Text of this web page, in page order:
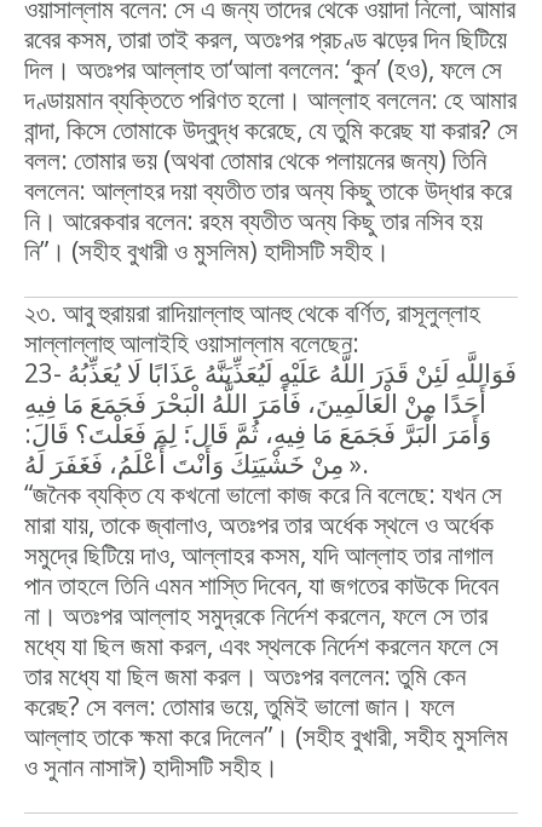
ওয়াসাল্লাম বলেন: সে এ জন্য তাদের থেকে ওয়াদা নিলো, আমার
রবের কসম, তারা তাই করল, অতঃপর প্রচণ্ড ঝড়ের দিন ছিটিয়ে
দিল। অতঃপর আল্লাহ তা‘আলা বললেন: ‘কুন’ (হও), ফলে সে
দণ্ডায়মান ব্যক্তিতে পরিণত হলো। আল্লাহ বললেন: হে আমার
বান্দা, কিসে তোমাকে উদ্বুদ্ধ করেছে, যে তুমি করেছ যা করার? সে
বলল: তোমার ভয় (অথবা তোমার থেকে পলায়নের জন্য) তিনি
বললেন: আল্লাহর দয়া ব্যতীত তার অন্য কিছু তাকে উদ্ধার করে
নি। আরেকবার বলেন: রহম ব্যতীত অন্য কিছু তার নসিব হয়
নি”। (সহীহ বুখারী ও মুসলিম) হাদীসটি সহীহ।
২৩. আবু হুরায়রা রাদিয়াল্লাহু আনহু থেকে বর্ণিত, রাসূলুল্লাহ
সাল্লাল্লাহু আলাইহি ওয়াসাল্লাম বলেছেন:
23- فَوَاللَّهِ لَئِنْ قَدَرَ اللَّهُ عَلَيْهِ لَيُعَذِّبَنَّهُ عَذَابًا لَا يُعَذِّبُهُ
أَحَدًا مِنْ الْعَالَمِينَ، فَأَمَرَ اللَّهُ الْبَحْرَ فَجَمَعَ مَا فِيهِ
وَأَمَرَ الْبَرَّ فَجَمَعَ مَا فِيهِ، ثُمَّ قَال:َ لِمَ فَعَلْتَ؟ قَالَ:
مِنْ خَشْيَتِكَ وَأَنْتَ أَعْلَمُ، فَغَفَرَ لَهُ ».
“জনৈক ব্যক্তি যে কখনো ভালো কাজ করে নি বলেছে: যখন সে
মারা যায়, তাকে জ্বালাও, অতঃপর তার অর্ধেক স্থলে ও অর্ধেক
সমুদ্রে ছিটিয়ে দাও, আল্লাহর কসম, যদি আল্লাহ তার নাগাল
পান তাহলে তিনি এমন শাস্তি দিবেন, যা জগতের কাউকে দিবেন
না। অতঃপর আল্লাহ সমুদ্রকে নির্দেশ করলেন, ফলে সে তার
মধ্যে যা ছিল জমা করল, এবং স্থলকে নির্দেশ করলেন ফলে সে
তার মধ্যে যা ছিল জমা করল। অতঃপর বললেন: তুমি কেন
করেছ? সে বলল: তোমার ভয়ে, তুমিই ভালো জান। ফলে
আল্লাহ তাকে ক্ষমা করে দিলেন”। (সহীহ বুখারী, সহীহ মুসলিম
ও সুনান নাসাঈ) হাদীসটি সহীহ।